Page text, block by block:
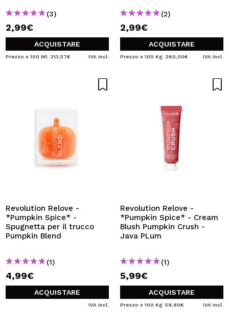
(3)
2,99€
ACQUISTARE
Prezzo x 100 Ml: 213,57€ IVA Incl.
(2)
2,99€
ACQUISTARE
Prezzo x 100 Kg: 260,00€ IVA Incl.
Revolution Relove -
*Pumpkin Spice* -
Spugnetta per il trucco
Pumpkin Blend
(1)
4,99€
ACQUISTARE
IVA Incl.
Revolution Relove -
*Pumpkin Spice* - Cream
Blush Pumpkin Crush -
Java PLum
(1)
5,99€
ACQUISTARE
Prezzo x 100 Kg: 59,90€ IVA Incl.